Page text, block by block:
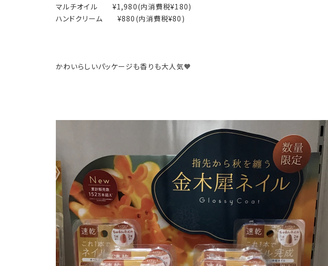
マルチオイル ¥1,980(内消費税¥180)
ハンドクリーム ¥880(内消費税¥80)
かわいらしいパッケージも香りも大人気🧡